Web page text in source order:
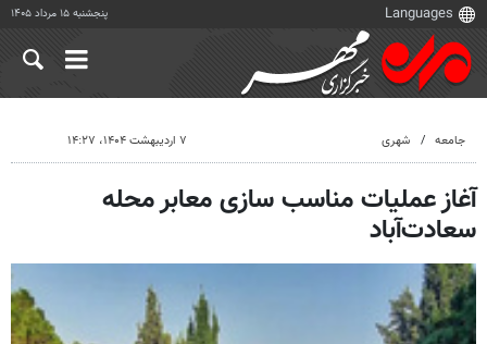
پنجشنبه ۱۵ مرداد ۱۴۰۵
جامعه شهری ۷ اردیبهشت ۱۴۰۴، ۱۴:۲۷
آغاز عملیات مناسب سازی معابر محله
سعادت‌آباد